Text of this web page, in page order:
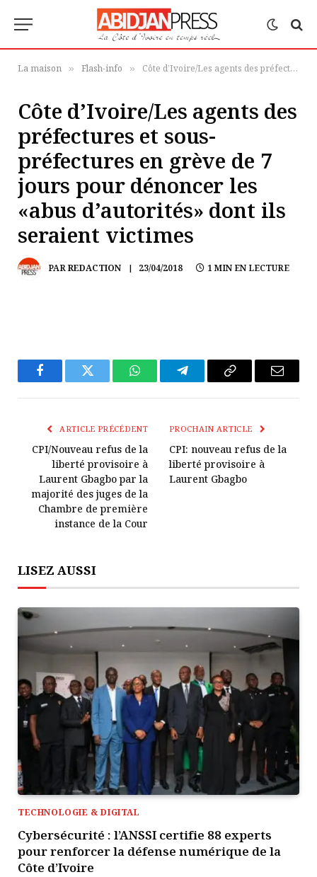
La maison » Flash-info » Côte d’Ivoire/Les agents des préfectures et sous-préfectures en grève de 7 jours pour dénoncer les «abus d’autorités» dont ils seraient victimes
Côte d’Ivoire/Les agents des
préfectures et sous-
préfectures en grève de 7
jours pour dénoncer les
«abus d’autorités» dont ils
seraient victimes
PARREDACTION 23/04/2018 1 MIN EN LECTURE
FacebookTwitter WhatsAppTélégrammeCopier
Lien
E-
ARTICLE PRÉCÉDENT
CPI/Nouveau refus de la
liberté provisoire à
Laurent Gbagbo par la
majorité des juges de la
Chambre de première
instance de la Cour
PROCHAIN ARTICLE
CPI: nouveau refus de la
liberté provisoire à
Laurent Gbagbo
LISEZ AUSSI
TECHNOLOGIE & DIGITAL
Cybersécurité : l’ANSSI certifie 88 experts
pour renforcer la défense numérique de la
Côte d’Ivoire